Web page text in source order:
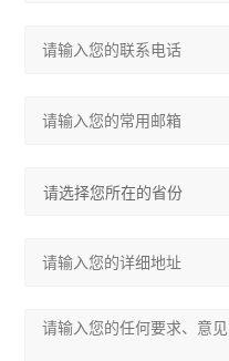
奥林巴斯CX43生物显微镜
奥林巴斯CKX53倒置显微镜